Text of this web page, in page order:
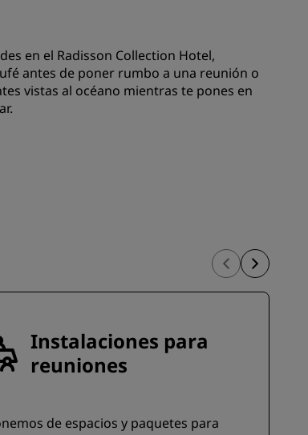
Descubre Radisson Rewards
Ventajas
Cómo utilizar los puntos
en el Radisson Collection Hotel,
antes de poner rumbo a una reunión o
vistas al océano mientras te pones en
Instalaciones para
reuniones
de espacios y paquetes para